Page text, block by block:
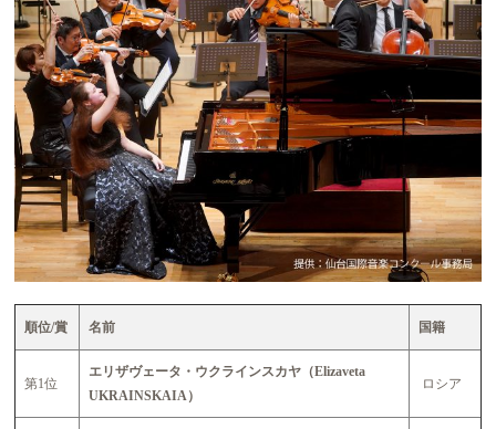
順位/賞 名前 国籍
第1位
エリザヴェータ・ウクラインスカヤ（Elizaveta
UKRAINSKAIA）
ロシア